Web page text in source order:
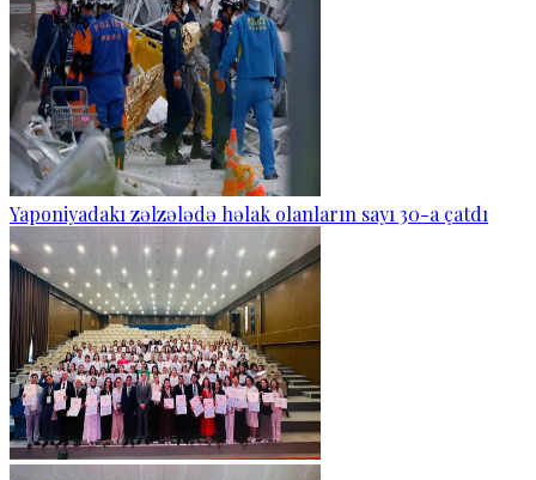
Yaponiyadakı zəlzələdə həlak olanların sayı 30-a çatdı